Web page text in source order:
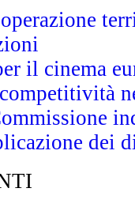
il cinema
dei